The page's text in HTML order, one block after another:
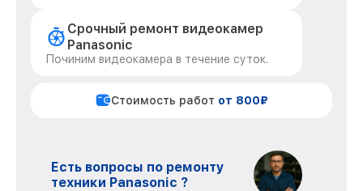
Срочный ремонт видеокамер
Panasonic
Починим видеокамера в течение суток.
Стоимость работ от 800₽
Есть вопросы по ремонту
техники Panasonic ?